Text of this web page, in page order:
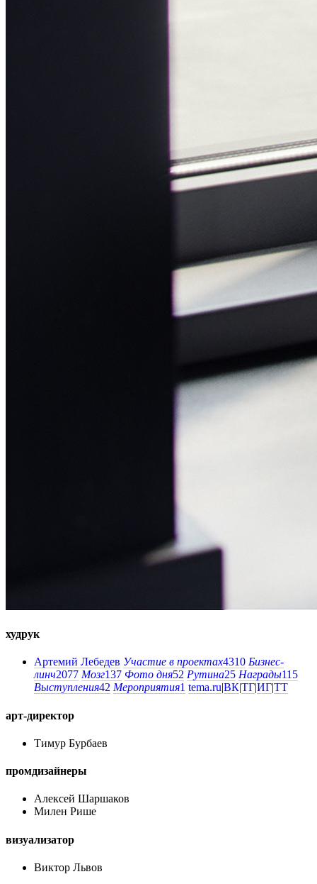
худрук
Артемий Лебедев Участие в проектах4310 Бизнес-
линч2077 Мозг137 Фото дня52 Рутина25 Награды115
Выступления42 Мероприятия1 tema.ru|ВК|ТГ|ИГ|ТТ
арт-директор
Тимур Бурбаев
промдизайнеры
Алексей Шаршаков
Милен Рише
визуализатор
Виктор Львов